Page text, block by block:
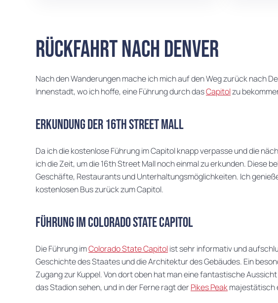
Rückfahrt nach Denver
Nach den Wanderungen mache ich mich auf den Weg zurück nach
Innenstadt, wo ich hoffe, eine Führung durch dasCapitolzu
Erkundung der 16th Street Mall
Da ich die kostenlose Führung im Capitol knapp verpasse und die
ich die Zeit, um die 16th Street Mall noch einmal zu erkunden. Diese
Geschäfte, Restaurants und Unterhaltungsmöglichkeiten. Ich
kostenlosen Bus zurück zum Capitol.
Führung im Colorado State Capitol
Die Führung imColorado State Capitolist sehr informativ und
Geschichte des Staates und die Architektur des Gebäudes. Ein
Zugang zur Kuppel. Von dort oben hat man eine fantastische
das Stadion sehen, und in der Ferne ragt der Pikes Peakmajestätisch